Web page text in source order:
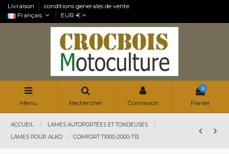
Livraison
conditions generales de vente
Français
EUR €
Menu Rechercher Connexion
0
Panier
ACCUEIL
LAMES AUTOPORTÉES ET TONDEUSES
LAMES POUR ALKO
COMFORT T1000-2000-T13